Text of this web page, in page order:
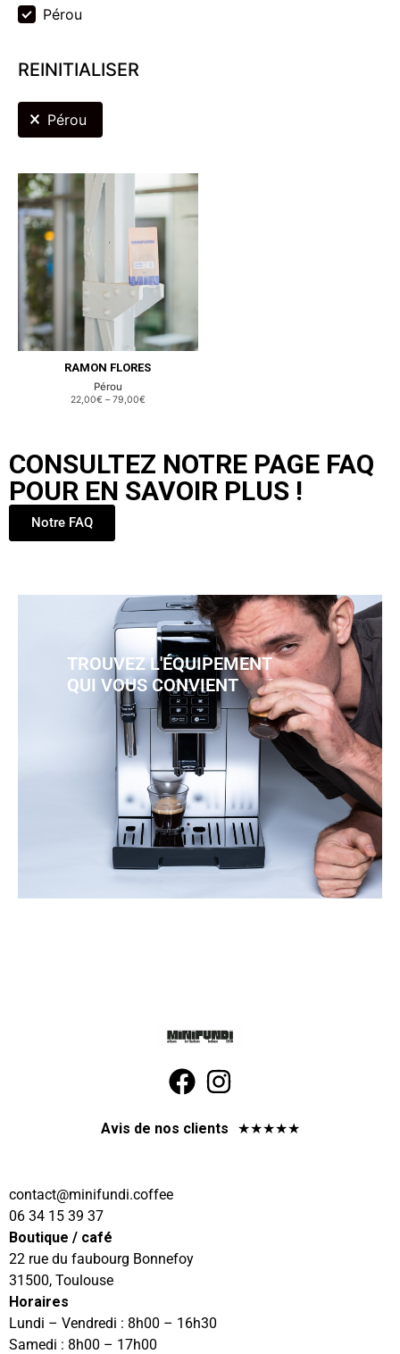
Pérou
REINITIALISER
REINITIALISER
Pérou
RAMON FLORES
Pérou
22,00€–79,00€
CONSULTEZ NOTRE PAGE FAQ
POUR EN SAVOIR PLUS !
Notre FAQ
TROUVEZ L'ÉQUIPEMENT
QUI VOUS CONVIENT
Avis de nos clients ★★★★★
eeffoc.idnufinim
@tcatnoc
06 34 15 39 37
Boutique / café
22 rue du faubourg Bonnefoy
31500, Toulouse
Horaires
Lundi – Vendredi : 8h00 – 16h30
Samedi : 8h00 – 17h00